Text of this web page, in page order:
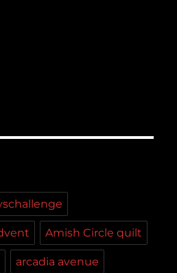
Amish Circle quilt
arcadia avenue